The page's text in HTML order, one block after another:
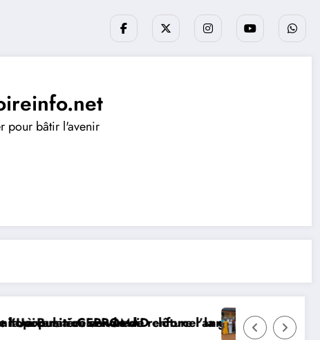
pour bâtir l'avenir
la gouvernance sécuritaire participative
l’année académique avec succès, célèbre la
Haut-Uele : renforcer la riposte